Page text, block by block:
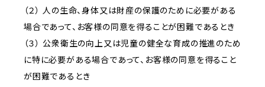
（２） 人の生命、身体又は財産の保護のために必要がある
場合であって、お客様の同意を得ることが困難であるとき
（３） 公衆衛生の向上又は児童の健全な育成の推進のため
に特に必要がある場合であって、お客様の同意を得ること
が困難であるとき